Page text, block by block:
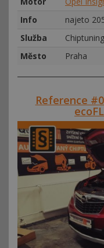
Info
najeto
Služba
Chiptuning
Město
Praha
Reference